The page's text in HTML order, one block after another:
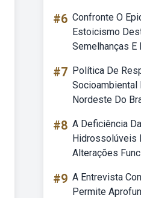
#6 Confronte O
Estoicismo
Semelhanças E
#7 Política De
Socioambiental
Nordeste Do
#8 A Deficiência
Hidrossolúveis
Alterações
#9 A Entrevista
Permite